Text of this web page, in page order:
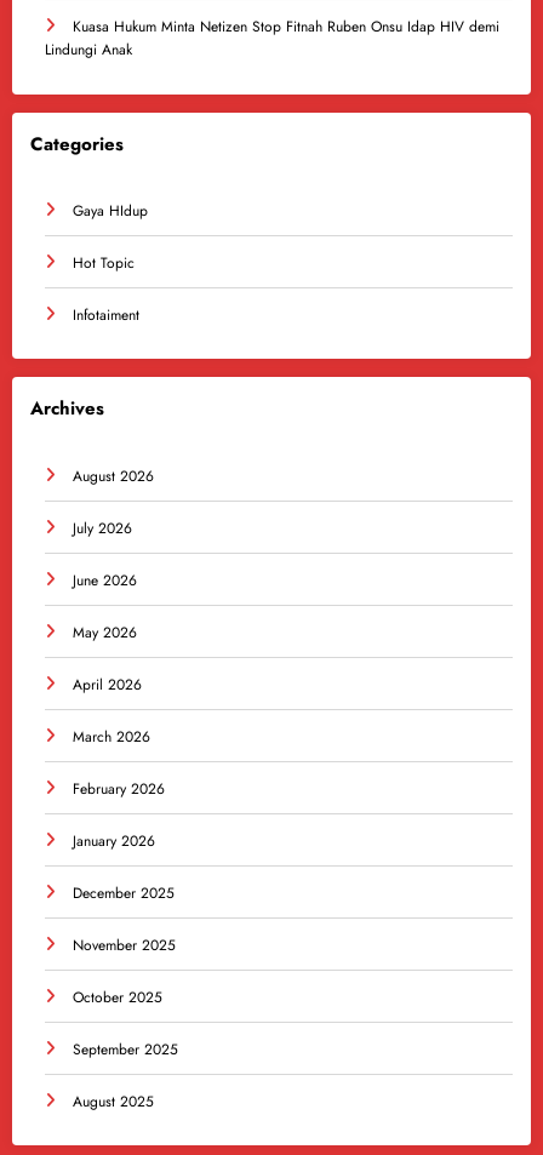
Kuasa Hukum Minta Netizen Stop Fitnah Ruben Onsu Idap HIV demi
Lindungi Anak
Categories
Gaya HIdup
Hot Topic
Infotaiment
Archives
August 2026
July 2026
June 2026
May 2026
April 2026
March 2026
February 2026
January 2026
December 2025
November 2025
October 2025
September 2025
August 2025